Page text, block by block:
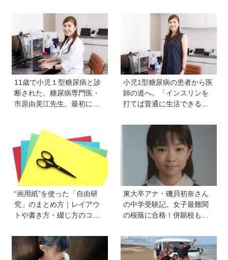
門医に聞きました＞
11歳で小児１型糖尿病と診
断された、糖尿病専門医・
市原由美江先生。最初に感
小児1型糖尿病の患者から医
師の道へ。「インスリンを
打てば普通に生活できる」
い、専門医を目指すように
“画用紙”を使った「自由研
究」のまとめ方｜レイアウ
トや書き方・綴じ方のコツ
東大卒アナ・磯貝初奈さん
の中学受験記。女子最難関
の桜蔭に合格！併願校も魅
声かけは「睡眠が何より大
事」「勉強イヤならしなく
ていいよ」